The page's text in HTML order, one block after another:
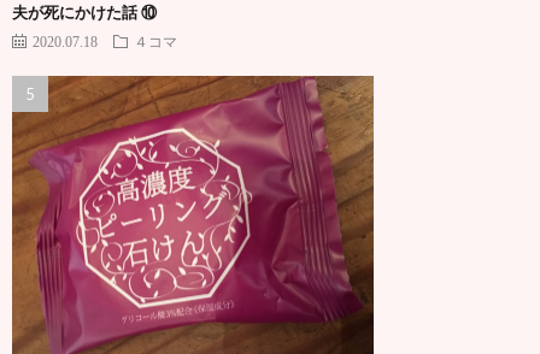
夫が死にかけた話 ⑩
2020.07.18 ４コマ